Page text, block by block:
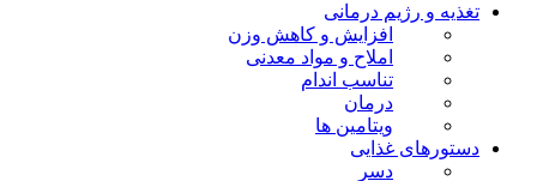
تغذیه و رژیم درمانی
افزایش و کاهش وزن
املاح و مواد معدنی
تناسب اندام
درمان
ویتامین ها
دستورهای غذایی
دسر